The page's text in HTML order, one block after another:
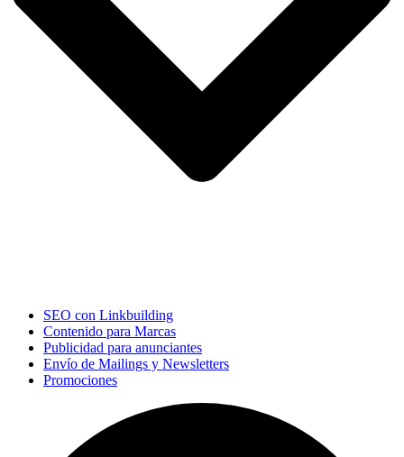
SEO con Linkbuilding
Contenido para Marcas
Publicidad para anunciantes
Envío de Mailings y Newsletters
Promociones